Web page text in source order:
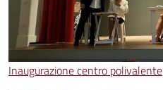
Inaugurazione centro polivalente